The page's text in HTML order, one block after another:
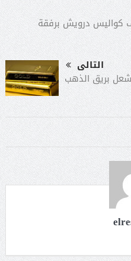
درويش برفقة
التالى
بريق الذهب